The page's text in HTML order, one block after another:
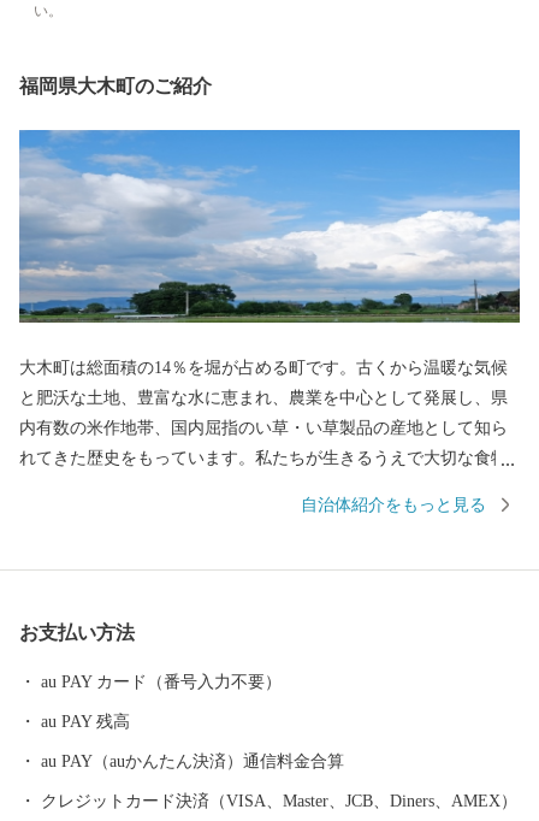
い。
福岡県大木町のご紹介
大木町は総面積の14％を堀が占める町です。古くから温暖な気候
と肥沃な土地、豊富な水に恵まれ、農業を中心として発展し、県
内有数の米作地帯、国内屈指のい草・い草製品の産地として知ら
れてきた歴史をもっています。私たちが生きるうえで大切な食物
グリーンアスパラガスなどの野菜やエノキ、シメジなどのキノコ
自治体紹介をもっと見る
お支払い方法
au PAY カード（番号入力不要）
au PAY 残高
au PAY（auかんたん決済）通信料金合算
クレジットカード決済（VISA、Master、JCB、Diners、AMEX）